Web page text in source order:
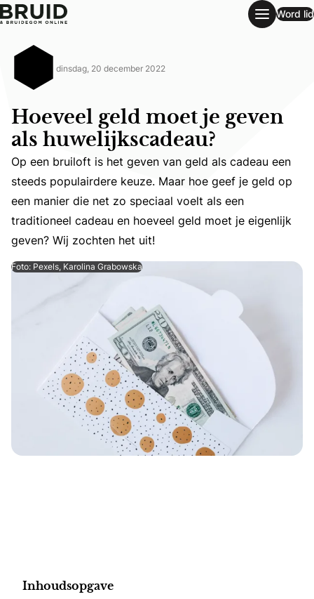
Hoeveel geld moet je geven als huwelijkscadeau?
Word lid
dinsdag, 20 december 2022
Hoeveel geld moet je geven
als huwelijkscadeau?
Op een bruiloft is het geven van geld als cadeau een
Op een bruiloft is het geven van geld als cadeau een
steeds populairdere keuze. Maar hoe geef je geld op
een manier die net zo speciaal voelt als een
traditioneel cadeau en hoeveel geld moet je eigenlijk
geven? Wij zochten het uit!
Foto: Pexels, Karolina Grabowska
Inhoudsopgave